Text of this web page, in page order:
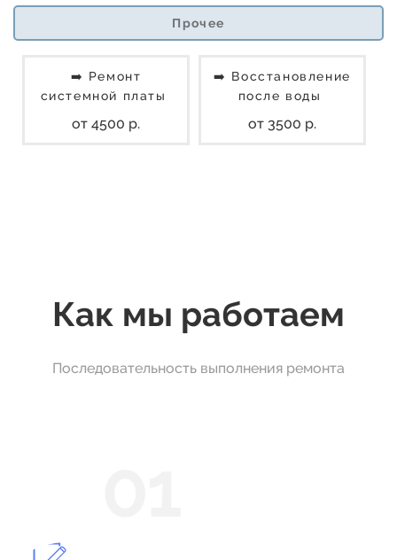
Прочее
➡️ Ремонт
системной платы
от 4500 р.
➡️ Восстановление
после воды
от 3500 р.
Как мы работаем
Последовательность выполнения ремонта